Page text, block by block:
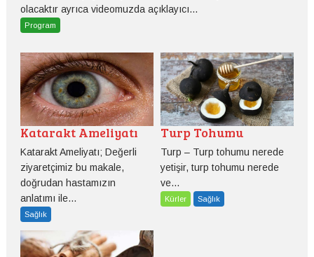
olacaktır ayrıca videomuzda açıklayıcı...
Program
Katarakt Ameliyatı
Katarakt Ameliyatı; Değerli
ziyaretçimiz bu makale,
doğrudan hastamızın
anlatımı ile...
Sağlık
Turp Tohumu
Turp – Turp tohumu nerede
yetişir, turp tohumu nerede
ve...
Kürler Sağlık